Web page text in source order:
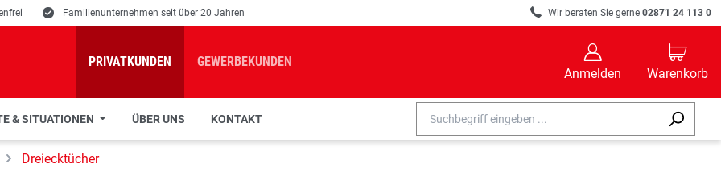
E Familienunternehmen seit über 20 Jahren R Wir beraten Sie gerne 02871 24 113 0
PRIVATKUNDEN GEWERBEKUNDEN
B
Anmelden
C
Warenkorb
& SITUATIONEN ÜBER UNS KONTAKT
Dreiecktücher